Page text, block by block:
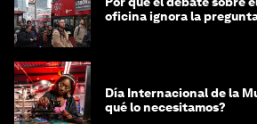
oficina ignora la
Día Internacional de la
qué lo necesitamos?